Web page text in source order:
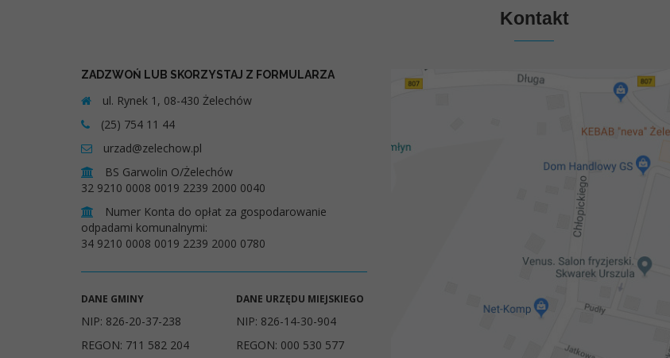
Kontakt
ZADZWOŃ LUB SKORZYSTAJ Z FORMULARZA
ul. Rynek 1, 08-430 Żelechów
(25) 754 11 44
urzad@zelechow.pl
BS Garwolin O/Żelechów
32 9210 0008 0019 2239 2000 0040
Numer Konta do opłat za gospodarowanie
odpadami komunalnymi:
34 9210 0008 0019 2239 2000 0780
DANE GMINY
NIP: 826-20-37-238
REGON: 711 582 204
DANE URZĘDU MIEJSKIEGO
NIP: 826-14-30-904
REGON: 000 530 577